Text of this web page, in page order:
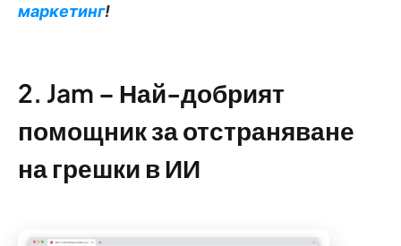
маркетинг!
2. Jam – Най-добрият
помощник за отстраняване
на грешки в ИИ